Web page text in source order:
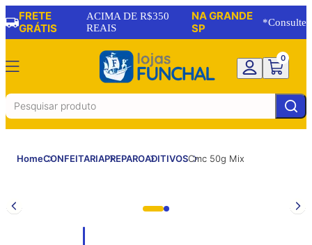
FRETE
GRÁTIS
ACIMA DE R$350
REAIS
NA GRANDE
SP
*Consulte
0
HomeCONFEITARIAPREPAROADITIVOSCmc 50g Mix